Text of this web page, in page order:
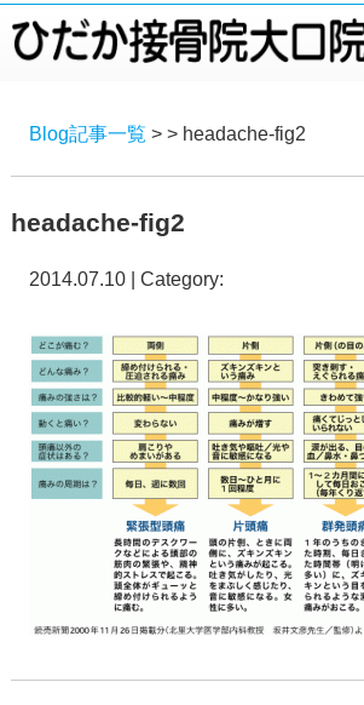
Blog記事一覧 > > headache-fig2
headache-fig2
2014.07.10 | Category: